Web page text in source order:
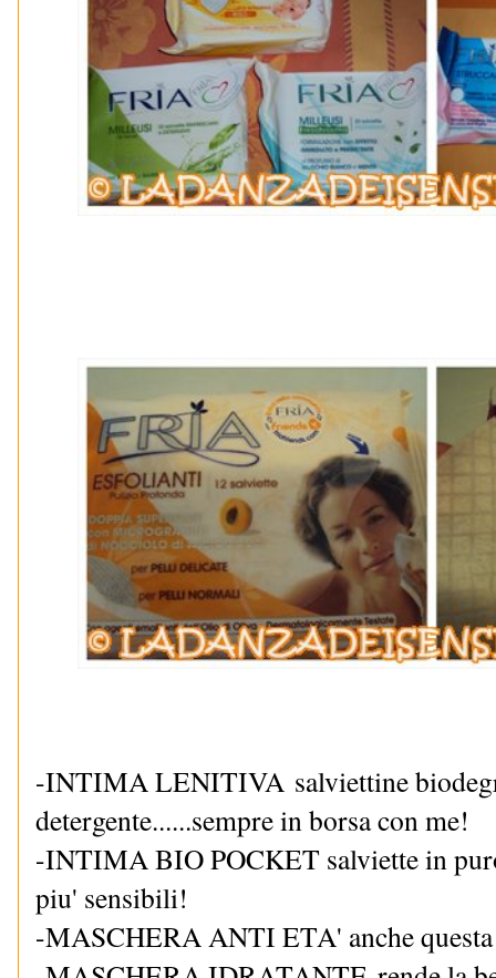
-INTIMA LENITIVA salviettine
detergente......sempre in borsa con me!
-INTIMA BIO POCKET salviette in
piu' sensibili!
-MASCHERA ANTI ETA' anche